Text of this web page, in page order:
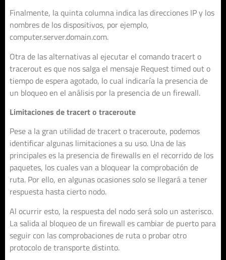
Finalmente, la quinta columna indica las direcciones IP y los
nombres de los dispositivos, por ejemplo,
computer.server.domain.com.
Otra de las alternativas al ejecutar el comando tracert o
tracerout es que nos salga el mensaje Request timed out o
tiempo de espera agotado, lo cual indicaría la presencia de
un bloqueo en el análisis por la presencia de un firewall.
Limitaciones de tracert o traceroute
Pese a la gran utilidad de tracert o traceroute, podemos
identificar algunas limitaciones a su uso. Una de las
principales es la presencia de firewalls en el recorrido de los
paquetes, los cuales van a bloquear la comprobación de
ruta. Por ello, en algunas ocasiones solo se llegará a tener
respuesta hasta cierto nodo.
Al ocurrir esto, la respuesta del nodo será solo un asterisco.
La salida al bloqueo de un firewall es cambiar de puerto para
seguir con las comprobaciones de ruta o probar otro
protocolo de transporte distinto.